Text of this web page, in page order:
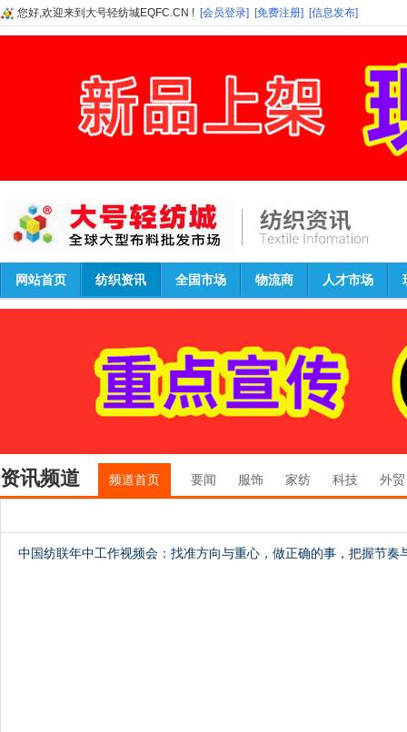
您好,欢迎来到大号轻纺城EQFC.CN ! [会员登录] [免费注册] [信息发布]
网站首页 纺织资讯 全国市场 物流商 人才市场
资讯频道 频道首页 要闻 服饰 家纺 科技 外贸
中国纺联年中工作视频会：找准方向与重心，做正确的事，把握节奏